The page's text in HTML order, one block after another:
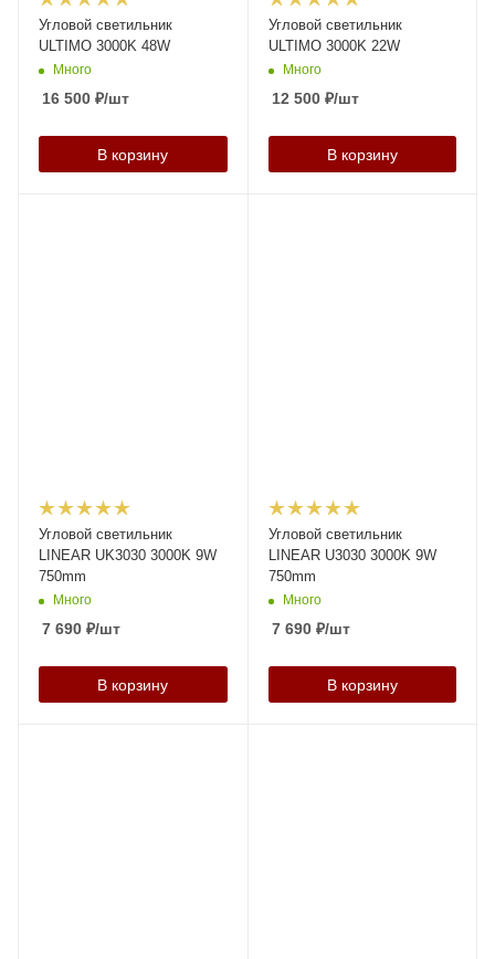
Угловой светильник
ULTIMO 3000K 48W
Много
16 500 ₽/шт
В корзину
Угловой светильник
ULTIMO 3000K 22W
Много
12 500₽/шт
В корзину
Угловой светильник
LINEAR UK3030 3000K 9W
750mm
Много
7 690 ₽/шт
В корзину
Угловой светильник
LINEAR U3030 3000K 9W
750mm
Много
7 690₽/шт
В корзину